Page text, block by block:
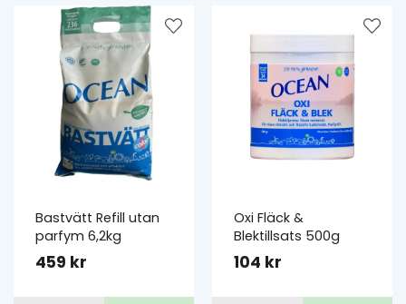
Bastvätt Refill utan
parfym 6,2kg
459 kr
Oxi Fläck &
Blektillsats 500g
104 kr